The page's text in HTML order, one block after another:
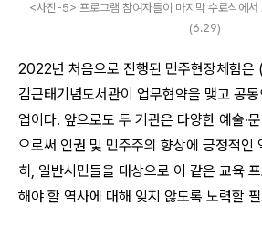
<사진-5> 프로그램 참여자들이 마지막 수료식에서
(6.29)
2022년 처음으로 진행된 민주현장체험은 (
김근태기념도서관이 업무협약을 맺고 공
업이다. 앞으로도 두 기관은 다양한 예술·
으로써 인권 및 민주주의 향상에 긍정적인
히, 일반시민들을 대상으로 이 같은 교육
해야 할 역사에 대해 잊지 않도록 노력할